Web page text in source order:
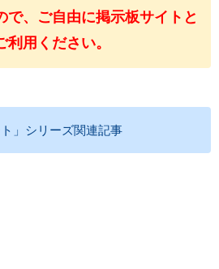
で、ご自由に掲示板サイトと
利用ください。
ト」シリーズ関連記事